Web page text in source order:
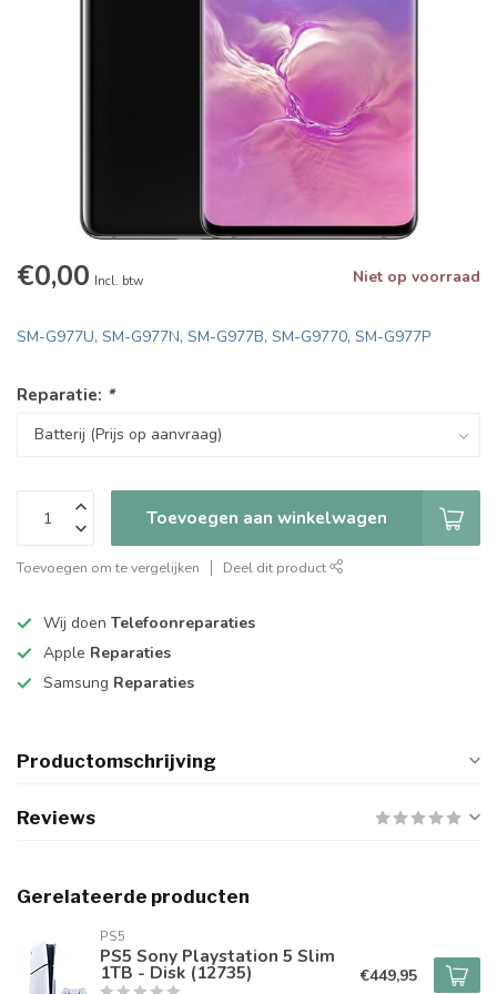
€0,00 Incl. btw Niet op voorraad
SM-G977U, SM-G977N, SM-G977B, SM-G9770, SM-G977P
Reparatie: *
Toevoegen aan winkelwagen
Toevoegen om te vergelijken Deel dit product
Wij doen Telefoonreparaties
Apple Reparaties
Samsung Reparaties
Productomschrijving
Reviews
Gerelateerde producten
PS5
PS5 Sony Playstation 5 Slim
1TB - Disk (12735) €449,95